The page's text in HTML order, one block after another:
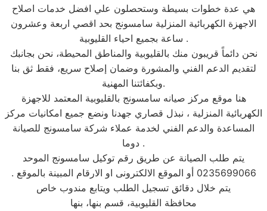
هي عدة خطوات بسيطة وستحصلون علي افضل خدمات اصلاح
الاجهزة الكهربائية المنزلية سامسونج بحد اقصي اربعة وعشرون
ساعة بجميع احياء القليوبية .
نحن دائماً قريبون منك بالقليوبية والمناطق المحيطة، نحن بجانبك
لتقديم الدعم الفني والمشورة وضمان إصلاح سريع، فقط ثق بنا
وبكفائتنا المهنية.
هنا موقع مركز صيانه سامسونج بالقليوبية المعتمد للاجهزة
الكهربائية المنزلية ، نبذل قصاري جهدنا ونضع جميع امكانيات مركز
المساعدة والدعم الفني لخدمة عملاء شركة سامسونج للصيانة
دوما .
يتم طلب الصيانة عن طريق رقم توكيل سامسونج الموحد
0235699066 أو الموقع الالكترونى او الارقام المبينة بالموقع .
يتم خلال دقائق تسجيل الطلب ويتابع مندوب خاص
محافظة القليوبية، قسم بنها، بنها